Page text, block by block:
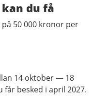
du få
50 000 kronor per
14 oktober — 18
får besked i april 2027.